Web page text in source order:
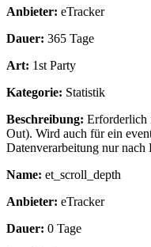
Anbieter: eTracker
Dauer: 365 Tage
Art: 1st Party
Kategorie: Statistik
Beschreibung: Erforderlich
Out). Wird auch für ein
Datenverarbeitung nur
Name: et_scroll_depth
Anbieter: eTracker
Dauer: 0 Tage